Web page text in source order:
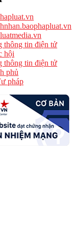
thông tin điện tử
hội
thông tin điện tử
phủ
pháp